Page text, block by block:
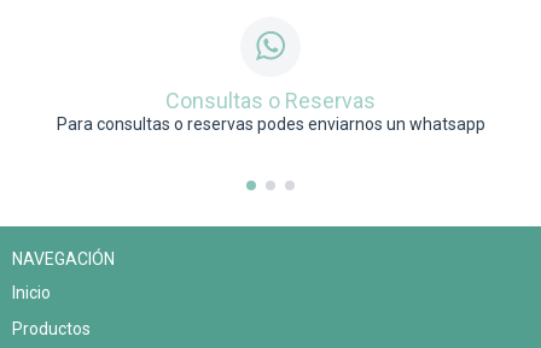
Consultas o Reservas
Para consultas o reservas podes enviarnos un whatsapp
NAVEGACIÓN
Inicio
Productos